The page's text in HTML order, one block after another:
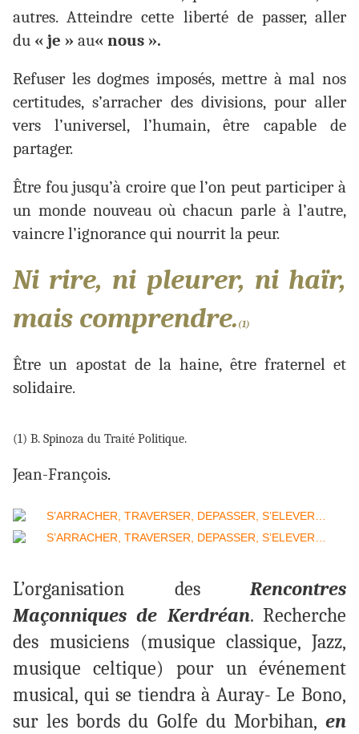
autres. Atteindre cette liberté de passer, aller
du « je » au« nous ».
Refuser les dogmes imposés, mettre à mal nos
certitudes, s’arracher des divisions, pour aller
vers l’universel, l’humain, être capable de
partager.
Être fou jusqu’à croire que l’on peut participer à
un monde nouveau où chacun parle à l’autre,
vaincre l’ignorance qui nourrit la peur.
Ni rire, ni pleurer, ni haïr,
mais comprendre. (1)
Être un apostat de la haine, être fraternel et
solidaire.
(1) B. Spinoza du Traité Politique.
Jean-François.
L’organisation des Rencontres
Maçonniques de Kerdréan. Recherche
des musiciens (musique classique, Jazz,
musique celtique) pour un événement
musical, qui se tiendra à Auray- Le Bono,
sur les bords du Golfe du Morbihan, en